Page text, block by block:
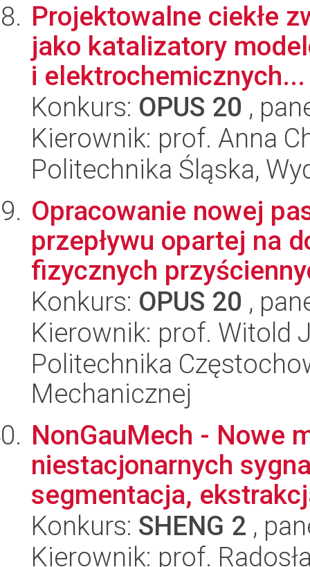
Projektowalne ciekłe
jako katalizatory
i elektrochemicznych...
Konkurs: OPUS 20 ,
Kierownik: prof. Anna
Politechnika Śląska,
Opracowanie nowej
przepływu opartej na
fizycznych
Konkurs: OPUS 20 ,
Kierownik: prof. Witold
Politechnika
Mechanicznej
NonGauMech - Nowe
niestacjonarnych
segmentacja,
Konkurs: SHENG 2 ,
Kierownik: prof.